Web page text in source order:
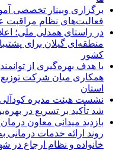
برگزاری وبینار تخصصی
فعالیت‌های نظام مراقبت
در راستای همدلی ملی؛
منطقه‌ای گیلان برای
كشور
با هدف بهره‌گیری از
همكاری میان شركت توزیع
استان
نشست هیئت مدیره
شد تأکید بر تسریع در
بازدید میدانی معاون
روند ارائه خدمات درمانی
خانواده و نظام ارجاع در